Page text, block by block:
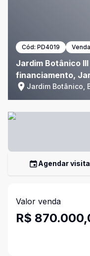
Cód: PD4019 Venda
Jardim Botânico
financiamento,
Jardim Botânico,
Agendar visita
Valor venda
R$